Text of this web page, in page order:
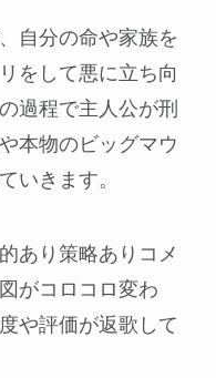
自分の命や家族を
をして悪に立ち向
過程で主人公が刑
本物のビッグマウ
いきます。
あり策略ありコメ
がコロコロ変わ
や評価が返歌して